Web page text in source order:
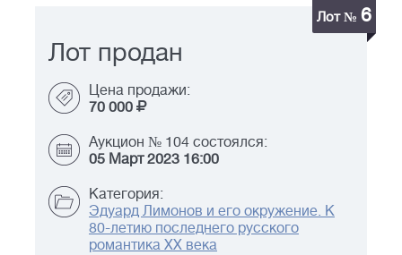
Лот № 6
Лот продан
Цена продажи:
70 000
Аукцион № 104 состоялся:
05 Март 2023 16:00
Категория:
Эдуард Лимонов и его окружение. К
80-летию последнего русского
романтика ХХ века